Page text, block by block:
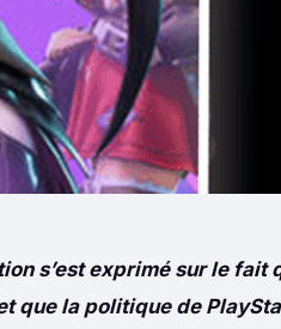
s’est exprimé sur le fait
que la politique de